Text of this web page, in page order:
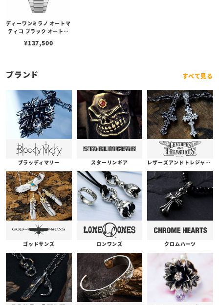
ディーワンミラノ オートマ
ティコ ブラック オートマ
¥137,500
ブランド すべて見る
ブラッディマリー スターリンギア レザーズアンドトレジャーズ
ゴッドサンズ ロンワンズ クロムハーツ